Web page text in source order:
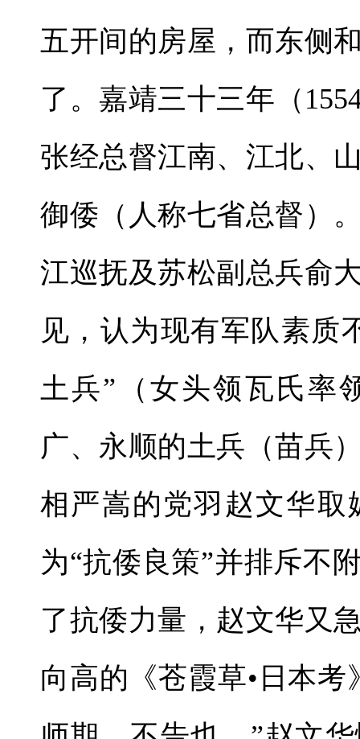
五开间的房屋，而东侧
了。嘉靖三十三年（
张经总督江南、江北、
御倭（人称七省总督）
江巡抚及苏松副总兵俞
见，认为现有军队素质
土兵”（女头领瓦氏率
广、永顺的土兵（苗兵
相严嵩的党羽赵文华
为“抗倭良策”并排斥不
了抗倭力量，赵文华又
向高的《苍霞草•日本